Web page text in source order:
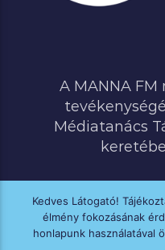
A MANNA
Médiatanács
MINDEN JOG
Kedves Látogató!
élmény fokozásának
honlapunk használatával